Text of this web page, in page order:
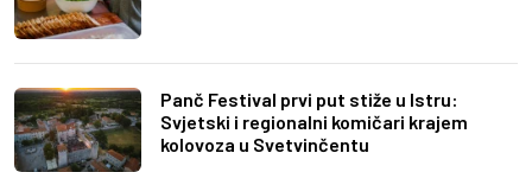
Panč Festival prvi put stiže u Istru:
Svjetski i regionalni komičari krajem
kolovoza u Svetvinčentu